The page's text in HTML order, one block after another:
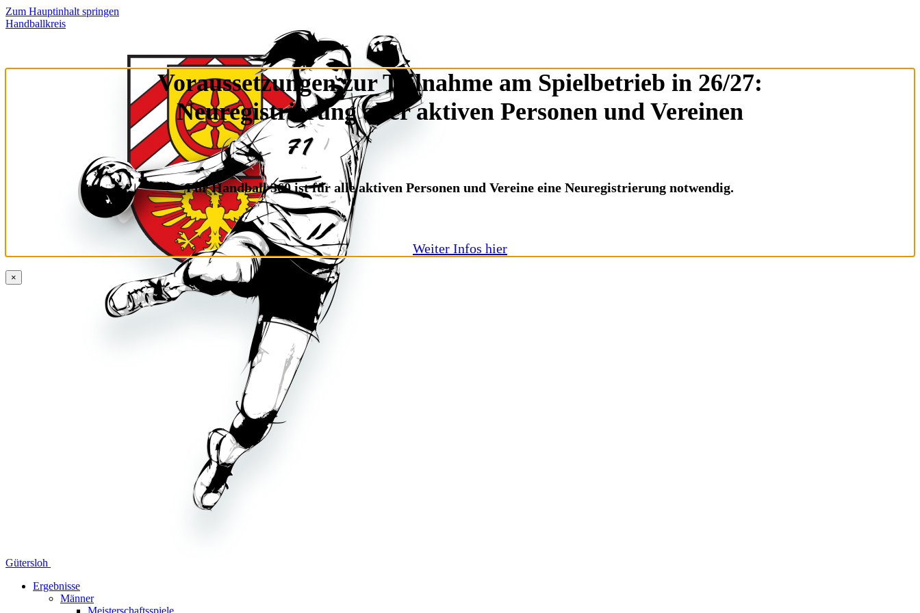
Zum Hauptinhalt springen
Handballkreis
Gütersloh
Ergebnisse
Männer
Meisterschaftsspiele
Voraussetzungen zur Teilnahme am Spielbetrieb in 26/27:
Neuregistrierung aller aktiven Personen und Vereinen
Für Handball 360 ist für alle aktiven Personen und Vereine eine Neuregistrierung notwendig.
Weiter Infos hier
×